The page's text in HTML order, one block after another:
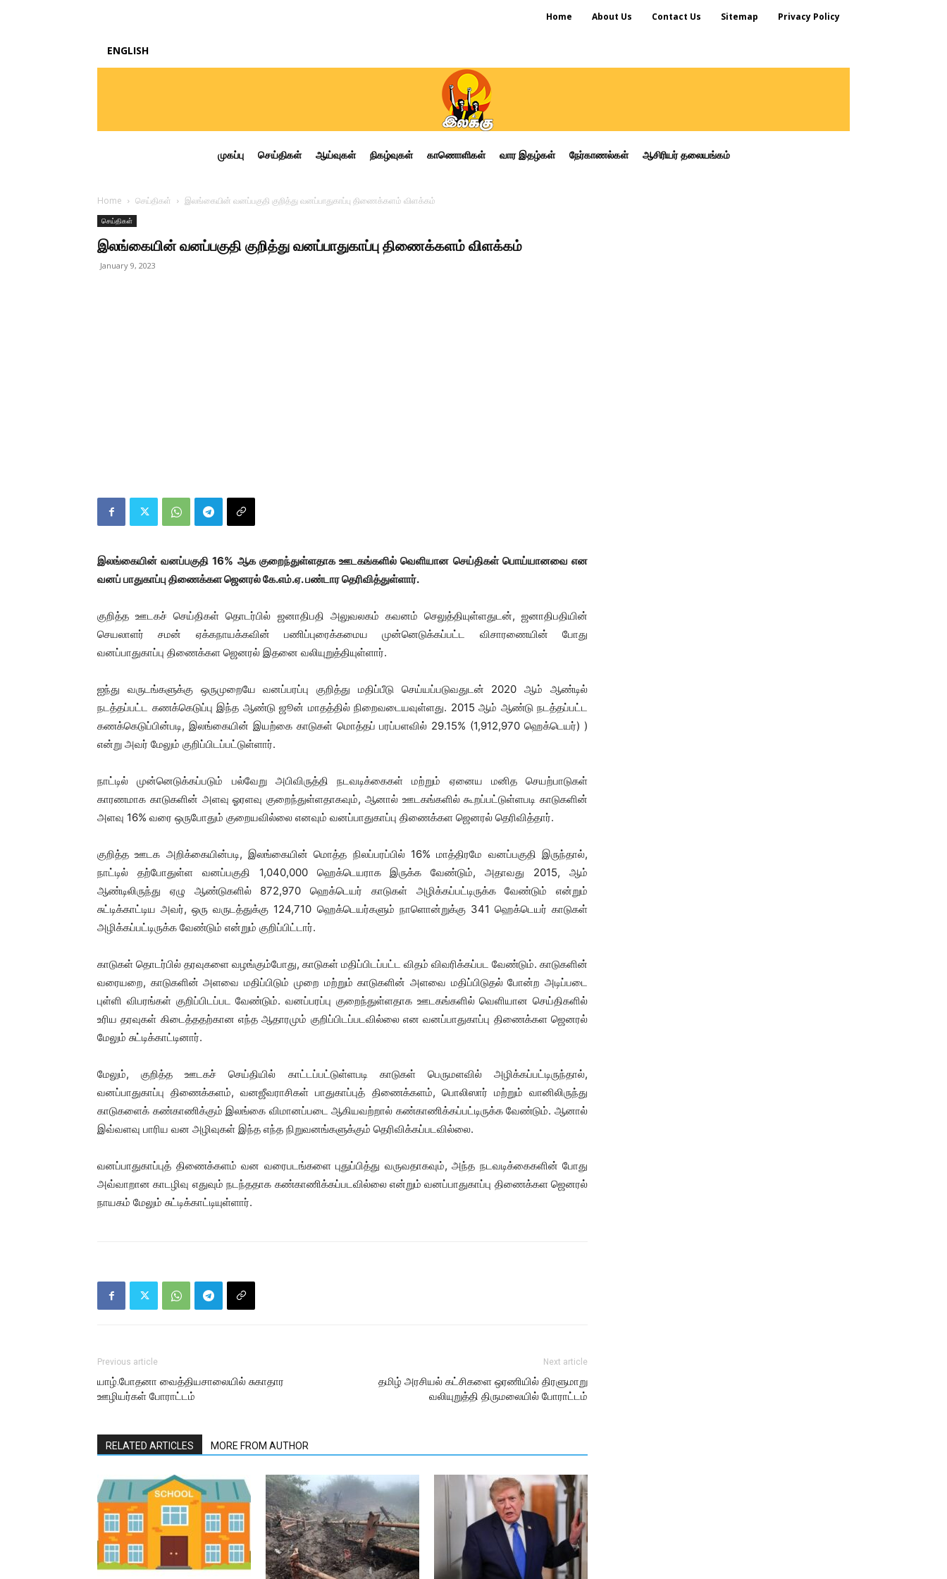
Home About Us Contact Us Sitemap Privacy Policy
ENGLISH
முகப்பு செய்திகள் ஆய்வுகள் நிகழ்வுகள் காணொளிகள் வார இதழ்கள் நேர்காணல்கள் ஆசிரியர் தலையங்கம்
Home செய்திகள் இலங்கையின் வனப்பகுதி குறித்து வனப்பாதுகாப்பு திணைக்களம் விளக்கம்
செய்திகள்
இலங்கையின் வனப்பகுதி குறித்து வனப்பாதுகாப்பு திணைக்களம் விளக்கம்
January 9, 2023
இலங்கையின் வனப்பகுதி 16% ஆக குறைந்துள்ளதாக ஊடகங்களில் வெளியான செய்திகள் பொய்யானவை என
வனப் பாதுகாப்பு திணைக்கள ஜெனரல் கே.எம்.ஏ. பண்டார தெரிவித்துள்ளார்.
குறித்த ஊடகச் செய்திகள் தொடர்பில் ஜனாதிபதி அலுவலகம் கவனம் செலுத்தியுள்ளதுடன், ஜனாதிபதியின்
செயலாளர் சமன் ஏக்கநாயக்கவின் பணிப்புரைக்கமைய முன்னெடுக்கப்பட்ட விசாரணையின் போது
வனப்பாதுகாப்பு திணைக்கள ஜெனரல் இதனை வலியுறுத்தியுள்ளார்.
ஐந்து வருடங்களுக்கு ஒருமுறையே வனப்பரப்பு குறித்து மதிப்பீடு செய்யப்படுவதுடன் 2020 ஆம் ஆண்டில்
நடத்தப்பட்ட கணக்கெடுப்பு இந்த ஆண்டு ஜூன் மாதத்தில் நிறைவடையவுள்ளது. 2015 ஆம் ஆண்டு நடத்தப்பட்ட
கணக்கெடுப்பின்படி, இலங்கையின் இயற்கை காடுகள் மொத்தப் பரப்பளவில் 29.15% (1,912,970 ஹெக்டெயர்) )
என்று அவர் மேலும் குறிப்பிடப்பட்டுள்ளார்.
நாட்டில் முன்னெடுக்கப்படும் பல்வேறு அபிவிருத்தி நடவடிக்கைகள் மற்றும் ஏனைய மனித செயற்பாடுகள்
காரணமாக காடுகளின் அளவு ஓரளவு குறைந்துள்ளதாகவும், ஆனால் ஊடகங்களில் கூறப்பட்டுள்ளபடி காடுகளின்
அளவு 16% வரை ஒருபோதும் குறையவில்லை எனவும் வனப்பாதுகாப்பு திணைக்கள ஜெனரல் தெரிவித்தார்.
குறித்த ஊடக அறிக்கையின்படி, இலங்கையின் மொத்த நிலப்பரப்பில் 16% மாத்திரமே வனப்பகுதி இருந்தால்,
நாட்டில் தற்போதுள்ள வனப்பகுதி 1,040,000 ஹெக்டெயராக இருக்க வேண்டும், அதாவது 2015, ஆம்
ஆண்டிலிருந்து ஏழு ஆண்டுகளில் 872,970 ஹெக்டெயர் காடுகள் அழிக்கப்பட்டிருக்க வேண்டும் என்றும்
சுட்டிக்காட்டிய அவர், ஒரு வருடத்துக்கு 124,710 ஹெக்டெயர்களும் நாளொன்றுக்கு 341 ஹெக்டெயர் காடுகள்
அழிக்கப்பட்டிருக்க வேண்டும் என்றும் குறிப்பிட்டார்.
காடுகள் தொடர்பில் தரவுகளை வழங்கும்போது, காடுகள் மதிப்பிடப்பட்ட விதம் விவரிக்கப்பட வேண்டும். காடுகளின்
வரையறை, காடுகளின் அளவை மதிப்பிடும் முறை மற்றும் காடுகளின் அளவை மதிப்பிடுதல் போன்ற அடிப்படை
புள்ளி விபரங்கள் குறிப்பிடப்பட வேண்டும். வனப்பரப்பு குறைந்துள்ளதாக ஊடகங்களில் வெளியான செய்திகளில்
உரிய தரவுகள் கிடைத்ததற்கான எந்த ஆதாரமும் குறிப்பிடப்படவில்லை என வனப்பாதுகாப்பு திணைக்கள ஜெனரல்
மேலும் சுட்டிக்காட்டினார்.
மேலும், குறித்த ஊடகச் செய்தியில் காட்டப்பட்டுள்ளபடி காடுகள் பெருமளவில் அழிக்கப்பட்டிருந்தால்,
வனப்பாதுகாப்பு திணைக்களம், வனஜீவராசிகள் பாதுகாப்புத் திணைக்களம், பொலிஸார் மற்றும் வானிலிருந்து
காடுகளைக் கண்காணிக்கும் இலங்கை விமானப்படை ஆகியவற்றால் கண்காணிக்கப்பட்டிருக்க வேண்டும். ஆனால்
இவ்வளவு பாரிய வன அழிவுகள் இந்த எந்த நிறுவனங்களுக்கும் தெரிவிக்கப்படவில்லை.
வனப்பாதுகாப்புத் திணைக்களம் வன வரைபடங்களை புதுப்பித்து வருவதாகவும், அந்த நடவடிக்கைகளின் போது
அவ்வாறான காடழிவு எதுவும் நடந்ததாக கண்காணிக்கப்படவில்லை என்றும் வனப்பாதுகாப்பு திணைக்கள ஜெனரல்
நாயகம் மேலும் சுட்டிக்காட்டியுள்ளார்.
Previous article
யாழ்.போதனா வைத்தியசாலையில் சுகாதார
ஊழியர்கள் போராட்டம்
Next article
தமிழ் அரசியல் கட்சிகளை ஒரணியில் திரளுமாறு
வலியுறுத்தி திருமலையில் போராட்டம்
RELATED ARTICLES MORE FROM AUTHOR